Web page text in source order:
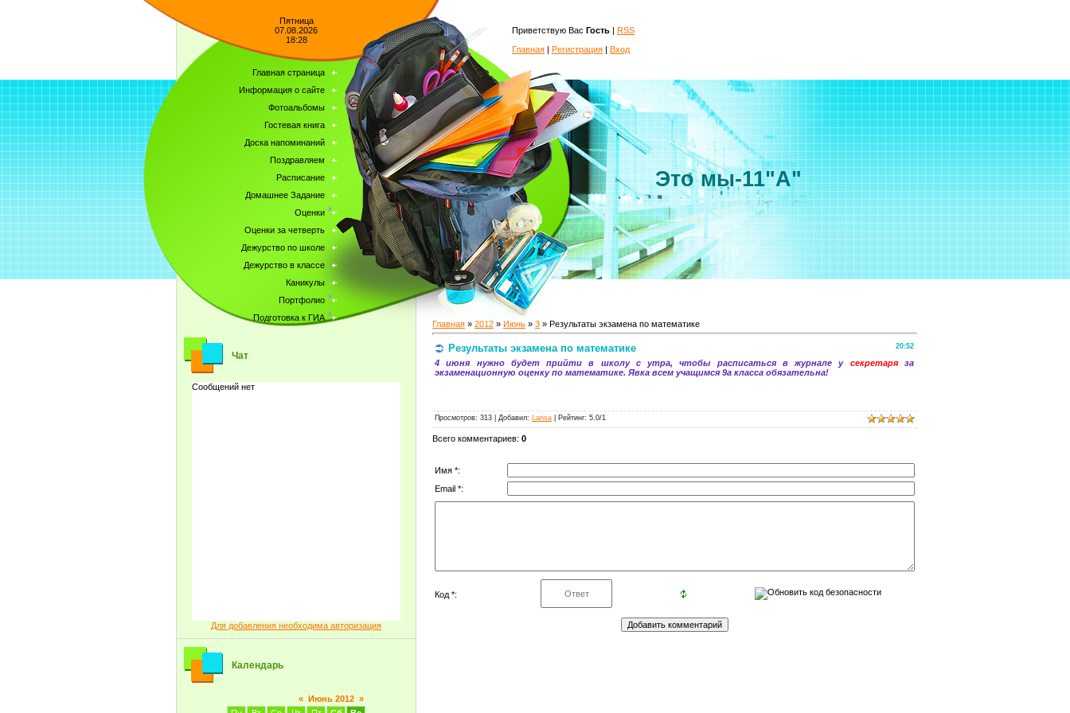
Пятница
07.08.2026
18:28
Главная страница
Информация о сайте
Фотоальбомы
Гостевая книга
Доска напоминаний
Поздравляем
Расписание
Домашнее Задание
Оценки
Оценки за четверть
Дежурство по школе
Дежурство в классе
Каникулы
Портфолио
Подготовка к ГИА
Чат
Для добавления необходима авторизация
Календарь
« Июнь 2012 »
Приветствую Вас Гость | RSS
Главная | Регистрация | Вход
Это мы-11"А"
Главная » 2012 » Июнь » 3 » Результаты экзамена по математике
20:52
Результаты экзамена по математике
4 июня нужно будет прийти в школу с утра, чтобы расписаться в журнале у секретаряза
экзаменационную оценку по математике. Явка всем учащимся 9а класса обязательна!
Просмотров: 313 | Добавил: Larisa Рейтинг: 5.0/1
Всего комментариев: 0
Имя *:
Email *:
Код *: